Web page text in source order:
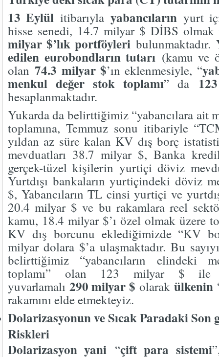
13 Eylül itibarıyla yabancıların yurt
hisse senedi, 14.7 milyar $ DİBS
milyar $’lık portföyleri bulunmaktadır.
edilen eurobondların tutarı (kamu ve
olan74.3 milyar $’ın eklenmesiyle, “
menkul değer stok toplamı” da
hesaplanmaktadır.
Yukarda da belirttiğimiz “yabancılara ait
toplamına, Temmuz sonu itibariyle
yıldan az süre kalan KV dış borç
mevduatları 38.7 milyar $, Banka
gerçek-tüzel kişilerin yurtiçi döviz
Yurtdışı bankaların yurtiçindeki döviz
$, Yabancıların TL cinsi yurtiçi ve
20.4 milyar $ ve bu rakamlara reel
kamu, 18.4 milyar $’ı özel olmak üzere
KV dış borcunu eklediğimizde “KV
milyar dolara $’a ulaşmaktadır. Bu
belirttiğimiz “yabancıların elindeki
toplamı” olan 123 milyar $ ile
yuvarlamalı290 milyar $ olarakülkenin
rakamını elde etmekteyiz.
Dolarizasyonun ve Sıcak Paradaki Son
Riskleri
Dolarizasyon yani “çift para sistemi